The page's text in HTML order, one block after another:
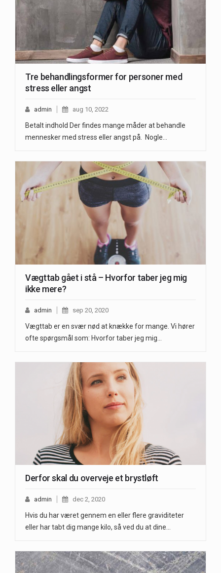
Tre behandlingsformer for personer med
stress eller angst
admin aug 10, 2022
Betalt indhold Der findes mange måder at behandle
mennesker med stress eller angst på. Nogle…
Vægttab gået i stå – Hvorfor taber jeg mig
ikke mere?
admin sep 20, 2020
Vægttab er en svær nød at knække for mange. Vi hører
ofte spørgsmål som: Hvorfor taber jeg mig…
Derfor skal du overveje et brystløft
admin dec 2, 2020
Hvis du har været gennem en eller flere graviditeter
eller har tabt dig mange kilo, så ved du at dine…